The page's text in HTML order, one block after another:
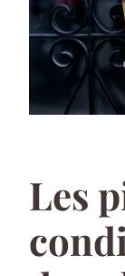
Les